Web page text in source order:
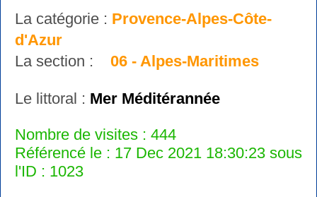
La catégorie : Provence-Alpes-Côte-
d'Azur
La section : 06 - Alpes-Maritimes
Le littoral : Mer Méditérannée
Nombre de visites : 444
Référencé le : 17 Dec 2021 18:30:23 sous
l'ID : 1023